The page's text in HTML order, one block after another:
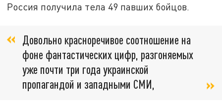
Россия получила тела 49 павших бойцов.
Довольно красноречивое соотношение на
фоне фантастических цифр, разгоняемых
уже почти три года украинской
пропагандой и западными СМИ,